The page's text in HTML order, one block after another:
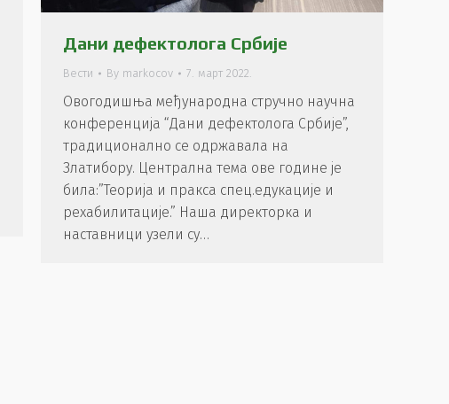
Дани дефектолога Србије
Вести By markocov 7. март 2022.
Овогодишња међународна стручно научна
конференција “Дани дефектолога Србије”,
традиционално се одржавала на
Златибору. Централна тема ове године је
била:”Теорија и пракса спец.едукације и
рехабилитације.” Наша директорка и
наставници узели су…